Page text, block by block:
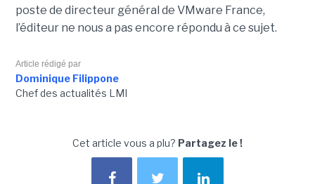
poste de directeur général de VMware France,
l’éditeur ne nous a pas encore répondu à ce sujet.
Article rédigé par
Dominique Filippone
Chef des actualités LMI
Cet article vous a plu? Partagez le !